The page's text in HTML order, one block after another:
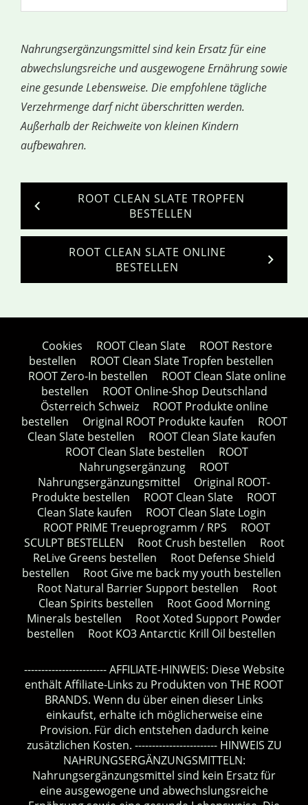
Nahrungsergänzungsmittel sind kein Ersatz für eine
abwechslungsreiche und ausgewogene Ernährung sowie
eine gesunde Lebensweise. Die empfohlene tägliche
Verzehrmenge darf nicht überschritten werden.
Außerhalb der Reichweite von kleinen Kindern
aufbewahren.
ROOT CLEAN SLATE TROPFEN
BESTELLEN
ROOT CLEAN SLATE ONLINE
BESTELLEN
Cookies ROOT Clean Slate
ROOT Restore
bestellen
ROOT Clean Slate Tropfen bestellen
ROOT Zero-In bestellen
ROOT Clean Slate online
bestellen
ROOT Online-Shop Deutschland
Österreich Schweiz
ROOT Produkte online
bestellen
Original ROOT Produkte kaufen
ROOT
Clean Slate bestellen
ROOT Clean Slate kaufen
ROOT Clean Slate bestellen
ROOT
Nahrungsergänzung
ROOT
Nahrungsergänzungsmittel
Original ROOT-
Produkte bestellen
ROOT Clean Slate
ROOT
Clean Slate kaufen
ROOT Clean Slate Login
ROOT PRIME Treueprogramm / RPS
ROOT
SCULPT BESTELLEN
Root Crush bestellen
Root
ReLive Greens bestellen
Root Defense Shield
bestellen
Root Give me back my youth bestellen
Root Natural Barrier Support bestellen
Root
Clean Spirits bestellen
Root Good Morning
Minerals bestellen
Root Xoted Support Powder
bestellen
Root KO3 Antarctic Krill Oil bestellen
------------------------ AFFILIATE-HINWEIS: Diese Website
enthält Affiliate-Links zu Produkten von THE ROOT
BRANDS. Wenn du über einen dieser Links
einkaufst, erhalte ich möglicherweise eine
Provision. Für dich entstehen dadurch keine
zusätzlichen Kosten. ------------------------ HINWEIS ZU
NAHRUNGSERGÄNZUNGSMITTELN:
Nahrungsergänzungsmittel sind kein Ersatz für
eine ausgewogene und abwechslungsreiche